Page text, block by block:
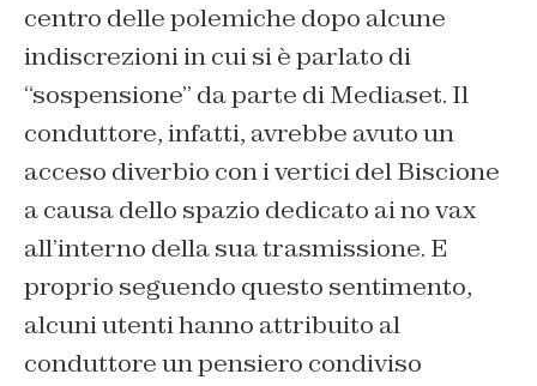
centro delle polemiche dopo alcune
indiscrezioni in cui si è parlato di
“sospensione” da parte di Mediaset. Il
conduttore, infatti, avrebbe avuto un
acceso diverbio con i vertici del Biscione
a causa dello spazio dedicato ai no vax
all’interno della sua trasmissione. E
proprio seguendo questo sentimento,
alcuni utenti hanno attribuito al
conduttore un pensiero condiviso